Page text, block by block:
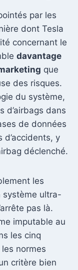
par les
dont Tesla
concernant le
davantage
que
des risques.
du système,
d’airbags dans
de données
y
déclenché.
les
système ultra-
pas là.
imputable au
les cinq
normes
critère bien